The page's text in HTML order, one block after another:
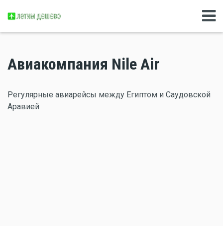
Авиакомпания Nile Air
Регулярные авиарейсы между Египтом и Саудовской
Аравией